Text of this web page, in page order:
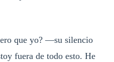
que yo? —su silencio
fuera de todo esto. He